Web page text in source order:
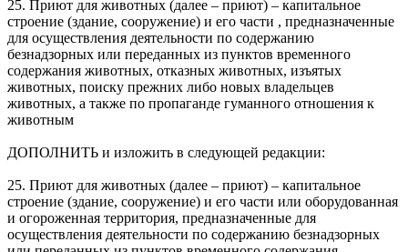
25. Приют для животных (далее – приют) – капитальное
строение (здание, сооружение) и его части , предназначенные
для осуществления деятельности по содержанию
безнадзорных или переданных из пунктов временного
содержания животных, отказных животных, изъятых
животных, поиску прежних либо новых владельцев
животных, а также по пропаганде гуманного отношения к
животным
ДОПОЛНИТЬ и изложить в следующей редакции:
25. Приют для животных (далее – приют) – капитальное
строение (здание, сооружение) и его части или оборудованная
и огороженная территория, предназначенные для
осуществления деятельности по содержанию безнадзорных